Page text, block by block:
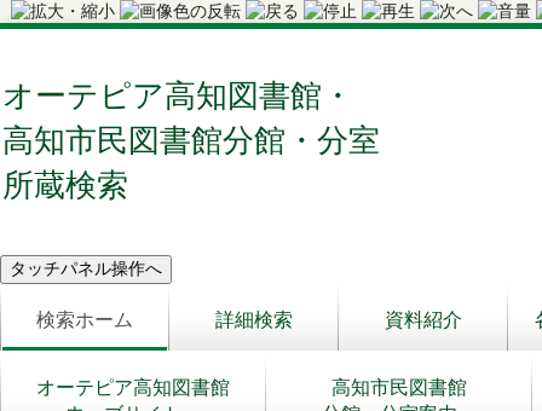
オーテピア高知図書館・
高知市民図書館分館・分室
所蔵検索
検索ホーム 詳細検索 資料紹介
オーテピア高知図書館
高知市民図書館